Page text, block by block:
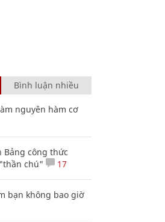
Bình luận nhiều
nguyên hàm cơ
Bảng công thức
chú"
17
bạn không bao giờ